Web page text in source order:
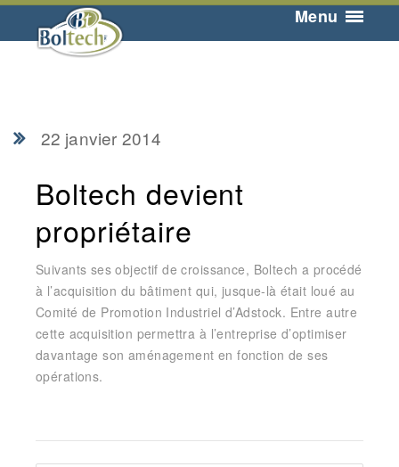
Menu
22 janvier 2014
Boltech devient
propriétaire
Suivants ses objectif de croissance, Boltech a procédé
à l’acquisition du bâtiment qui, jusque-là était loué au
Comité de Promotion Industriel d’Adstock. Entre autre
cette acquisition permettra à l’entreprise d’optimiser
davantage son aménagement en fonction de ses
opérations.